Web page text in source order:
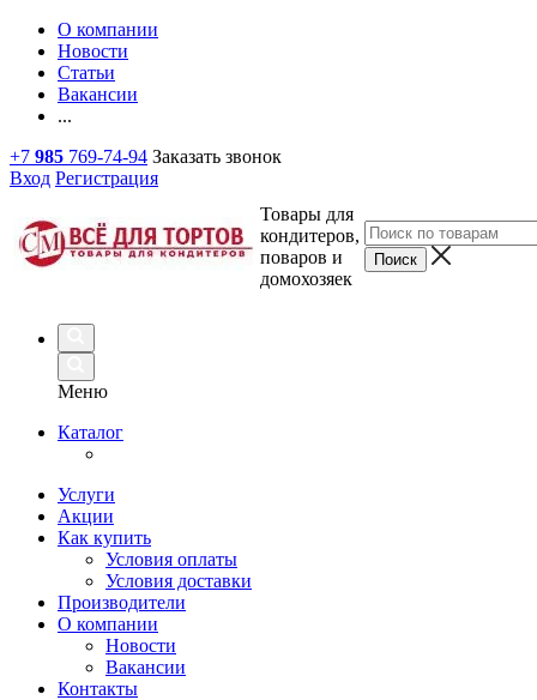
О компании
Новости
Статьи
Вакансии
...
+7 985 769-74-94 Заказать звонок
Вход Регистрация
Товары для
кондитеров,
поваров и
домохозяек
Меню
Каталог
Услуги
Акции
Как купить
Условия оплаты
Условия доставки
Производители
О компании
Новости
Вакансии
Контакты